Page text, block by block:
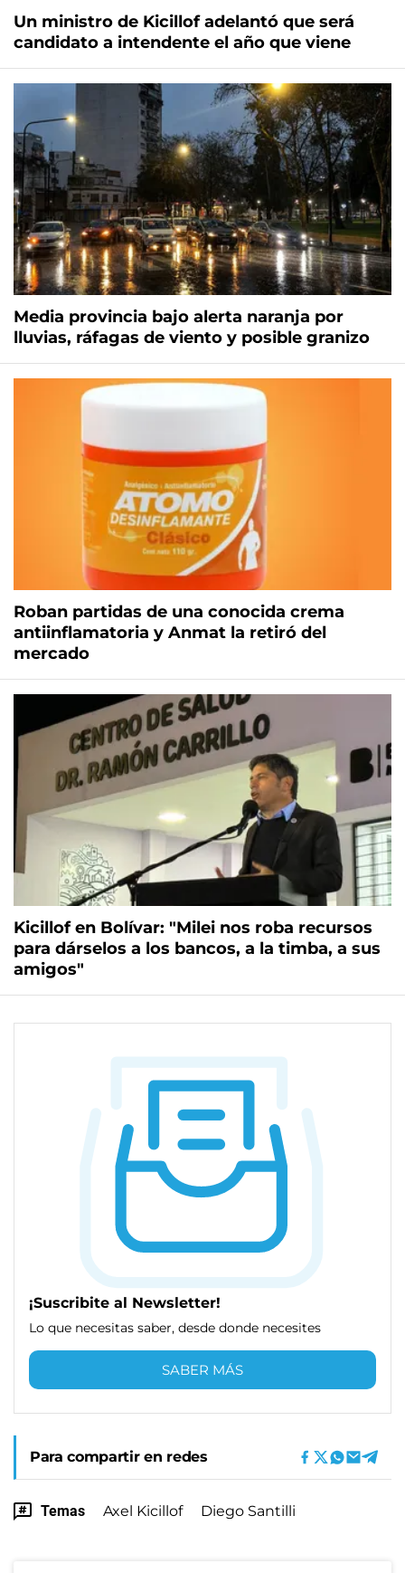
Un ministro de Kicillof adelantó que será
candidato a intendente el año que viene
Media provincia bajo alerta naranja por
lluvias, ráfagas de viento y posible granizo
Roban partidas de una conocida crema
antiinflamatoria y Anmat la retiró del
mercado
Kicillof en Bolívar: "Milei nos roba recursos
para dárselos a los bancos, a la timba, a sus
amigos"
¡Suscribite al Newsletter!
Lo que necesitas saber, desde donde necesites
SABER MÁS
Para compartir en redes
Temas Axel Kicillof Diego Santilli